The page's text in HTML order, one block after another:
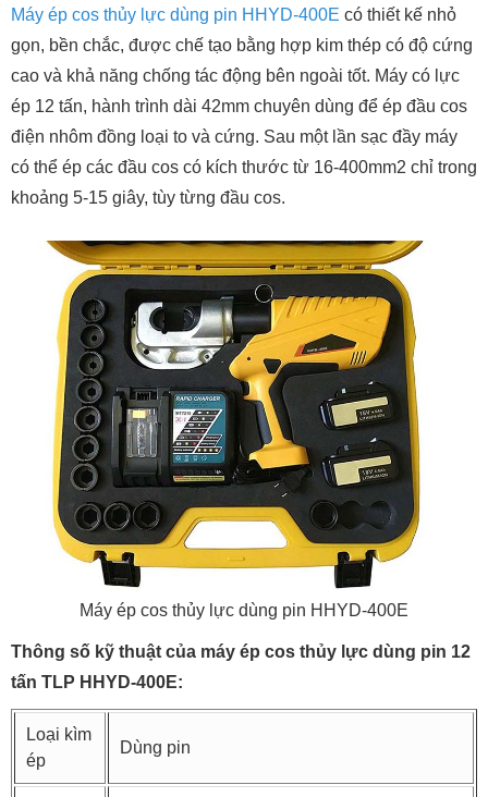
Máy ép cos thủy lực dùng pin HHYD-400E có thiết kế nhỏ
gọn, bền chắc, được chế tạo bằng hợp kim thép có độ cứng
cao và khả năng chống tác động bên ngoài tốt. Máy có lực
ép 12 tấn, hành trình dài 42mm chuyên dùng để ép đầu cos
điện nhôm đồng loại to và cứng. Sau một lần sạc đầy máy
có thể ép các đầu cos có kích thước từ 16-400mm2 chỉ trong
khoảng 5-15 giây, tùy từng đầu cos.
Máy ép cos thủy lực dùng pin HHYD-400E
Thông số kỹ thuật của máy ép cos thủy lực dùng pin 12
tấn TLP HHYD-400E:
Loại kìm
ép
Dùng pin